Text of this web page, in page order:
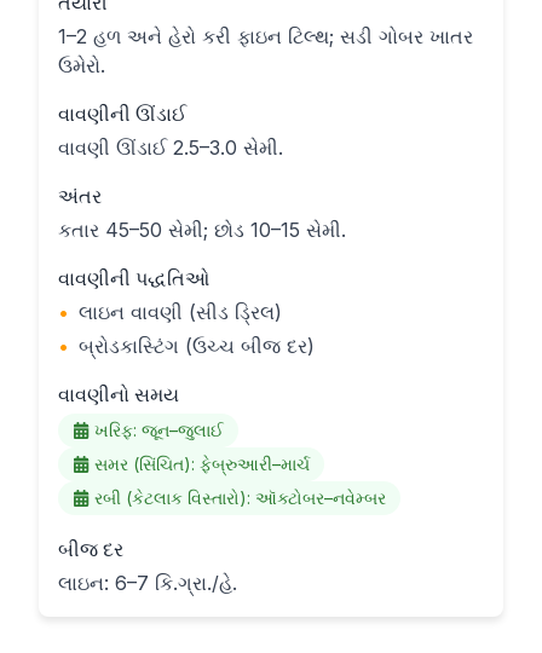
1–2 હળ અને હેરો કરી ફાઇન ટિલ્થ; સડી ગોબર ખાતર
ઉમેરો.
વાવણીની ઊંડાઈ
વાવણી ઊંડાઈ 2.5–3.0 સેમી.
અંતર
કતાર 45–50 સેમી; છોડ 10–15 સેમી.
વાવણીની પદ્ધતિઓ
• લાઇન વાવણી (સીડ ડ્રિલ)
• બ્રોડકાસ્ટિંગ (ઉચ્ચ બીજ દર)
વાવણીનો સમય
ખરિફ: જૂન–જુલાઈ
સમર (સિંચિત): ફેબ્રુઆરી–માર્ચ
રબી (કેટલાક વિસ્તારો): ઑક્ટોબર–નવેમ્બર
બીજ દર
લાઇન: 6–7 કિ.ગ્રા./હે.